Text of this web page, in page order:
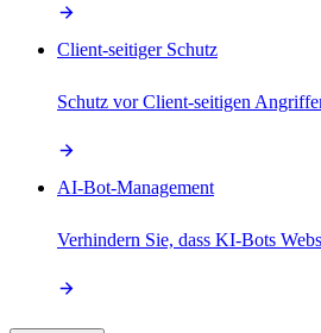
Client-seitiger Schutz
Schutz vor Client-seitigen
AI-Bot-Management
Verhindern Sie, dass KI-Bots